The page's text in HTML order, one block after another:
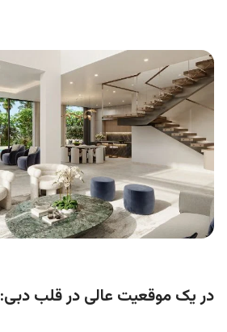
در یک موقعیت عالی در قلب دبی: